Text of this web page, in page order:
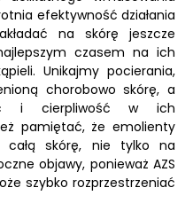
efektywność działania
na skórę jeszcze
czasem na ich
Unikajmy pocierania,
chorobowo skórę, a
i cierpliwość w ich
pamiętać, że emolienty
całą skórę, nie tylko na
objawy, ponieważ AZS
szybko rozprzestrzeniać